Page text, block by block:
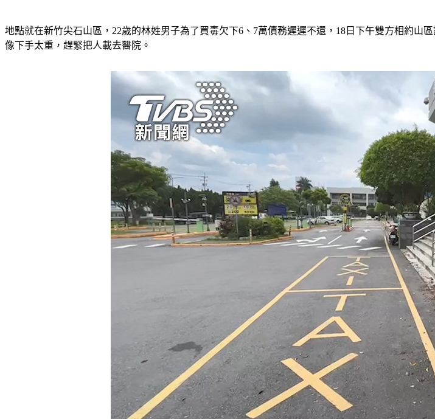
地點就在新竹尖石山區，22歲的林姓男子為了買毒欠下6、7萬債務遲遲不還，18日下午雙方相約
像下手太重，趕緊把人載去醫院。